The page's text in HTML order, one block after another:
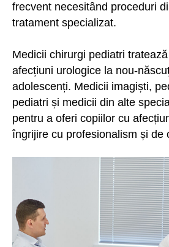
frecvent necesitând proceduri
tratament specializat.
Medicii chirurgi pediatri
afecțiuni urologice la nou-
adolescenți. Medicii imagiști,
pediatri și medicii din alte
pentru a oferi copiilor cu
îngrijire cu profesionalism și de